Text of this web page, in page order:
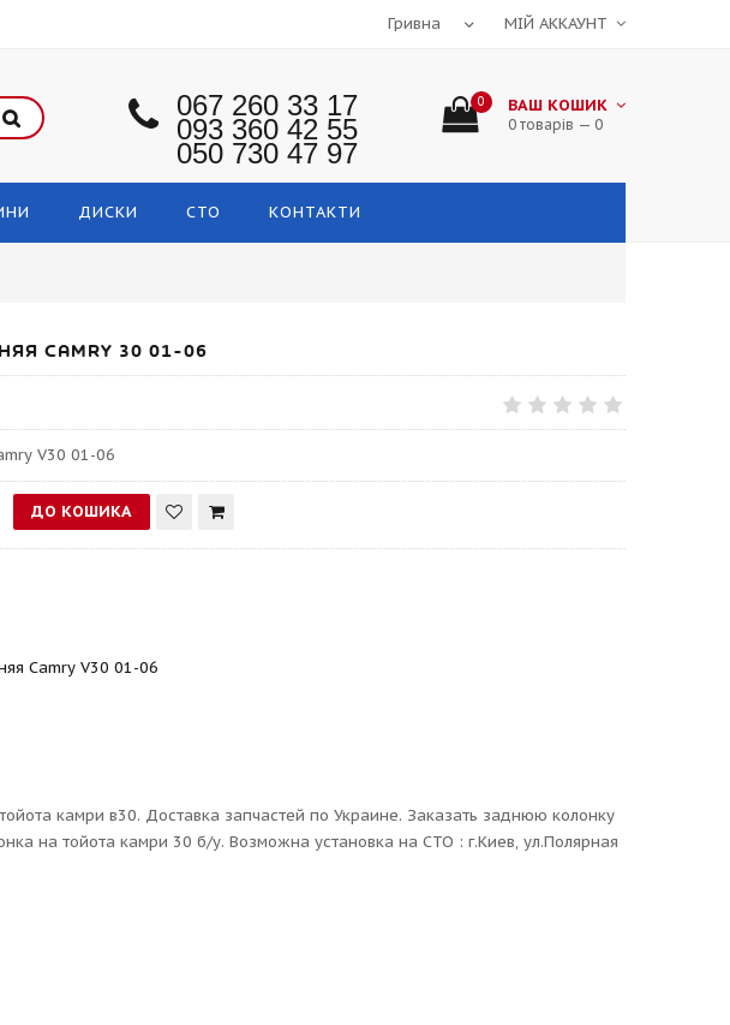
МІЙ АККАУНТ
067 260 33 17
093 360 42 55
050 730 47 97
0 ВАШ КОШИК
0 товарів — 0
ДИСКИ СТО КОНТАКТИ
CAMRY 30 01-06
V30 01-06
Camry V30 01-06
камри в30. Доставка запчастей по Украине. Заказать заднюю колонку
на тойота камри 30 б/у. Возможна установка на СТО : г.Киев, ул.Полярная